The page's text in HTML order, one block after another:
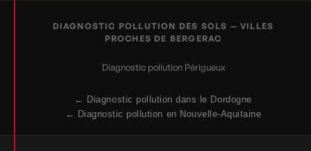
DIAGNOSTIC POLLUTION DES SOLS — VILLES
PROCHES DE BERGERAC
Diagnostic pollution Périgueux
← Diagnostic pollution dans le Dordogne
← Diagnostic pollution en Nouvelle-Aquitaine